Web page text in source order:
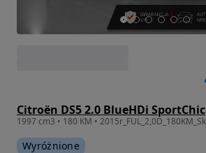
Citroën DS5 2.0 BlueHDi SportChic
Wyróżnione